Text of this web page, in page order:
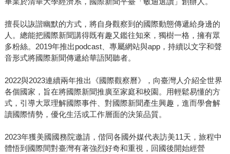
擅長以詼諧幽默的方式，將自身觀察到的國際動態傳遞給身邊的
人。總能把國際新聞講得既有趣又鑑往知來，獨樹一格，擁有眾
多粉絲。2019年推出podcast、專屬網站與app，持續以文字和聲
音形式將國際新聞傳遞給華語閱聽者。
2022與2023連續兩年推出《國際觀察曆》，向臺灣人介紹全世界
各個國家，旨在將國際新聞推廣至家庭和校園。用輕鬆易懂的方
式，引導大眾理解國際事件、對國際新聞產生興趣，進而學會解
讀國際情勢，優化生活或工作層面的決策品質。
2023年獲美國國務院邀請，偕同各國外媒代表訪美11天，旅程中
體悟到國際間對臺灣有著強烈好奇和重視，回國後開始經營